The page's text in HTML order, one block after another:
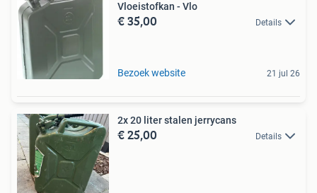
Vloeistofkan - Vlo
€ 35,00 Details
Bezoek website 21 jul 26
2x 20 liter stalen jerrycans
€ 25,00 Details